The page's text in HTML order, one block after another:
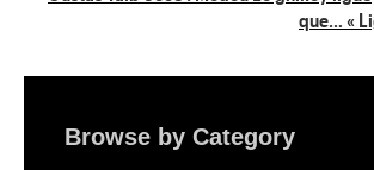
que… «
Browse by Category